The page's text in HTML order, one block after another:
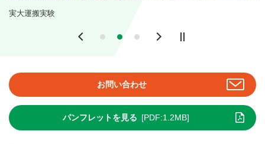
実大運搬実験
Previous Next
お問い合わせ
パンフレットを見る [PDF:1.2MB]